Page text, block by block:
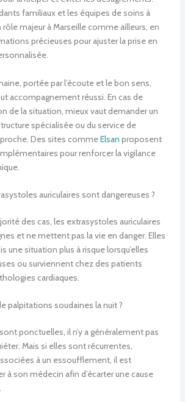
familiaux et les équipes de soins à
majeur à Marseille comme ailleurs, en
précieuses pour ajuster la prise en
portée par l’écoute et le bon sens,
accompagnement réussi. En cas de
de la situation, mieux vaut demander un
spécialisée ou du service de
Des sites commeElsan proposent
pour renforcer la vigilance
auriculaires sont dangereuses ?
des cas, les extrasystoles auriculaires
et ne mettent pas la vie en danger. Elles
une situation plus à risque lorsqu’elles
ou surviennent chez des patients
cardiaques.
palpitations soudaines la nuit ?
ponctuelles, il n’y a généralement pas
Mais si elles sont récurrentes,
à un essoufflement, il est
à son médecin afin d’écarter une cause